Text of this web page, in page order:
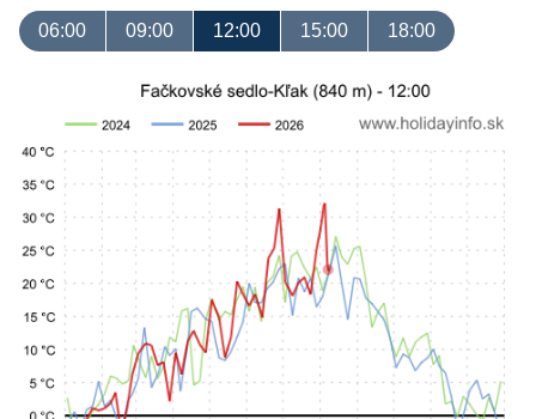
06:00 09:00 12:00 15:00 18:00